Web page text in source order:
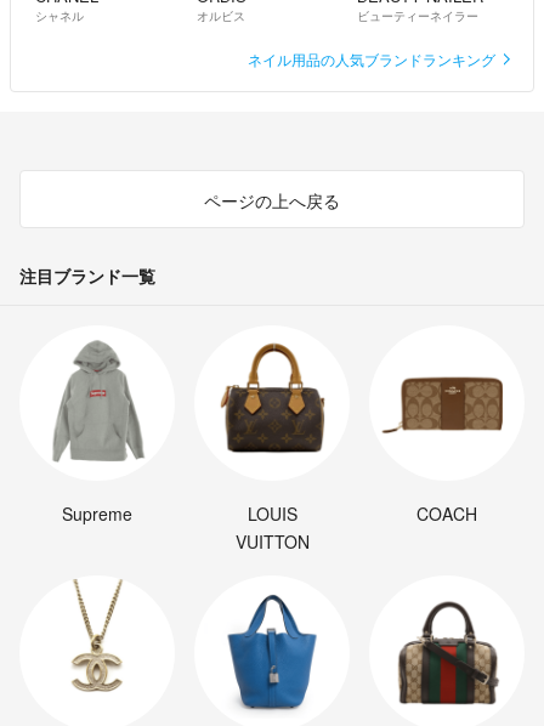
シャネル オルビス ビューティーネイラー
ネイル用品の人気ブランドランキング
ページの上へ戻る
注目ブランド一覧
Supreme
LOUIS
VUITTON
COACH